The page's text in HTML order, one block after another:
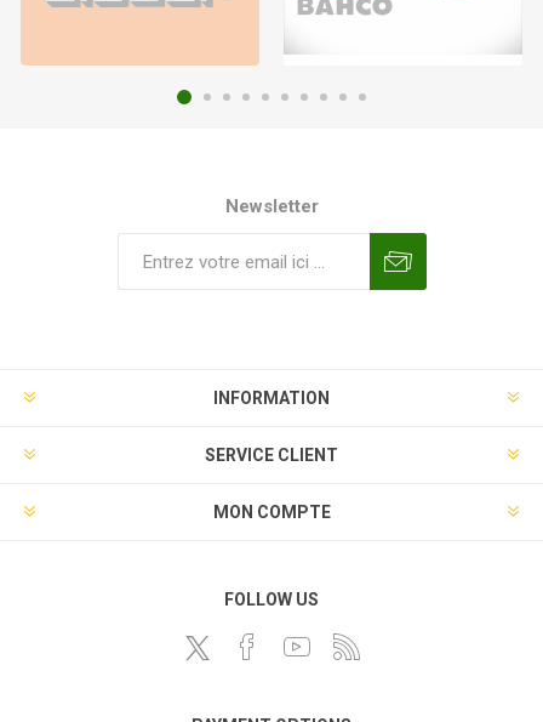
Newsletter
INFORMATION
SERVICE CLIENT
MON COMPTE
FOLLOW US